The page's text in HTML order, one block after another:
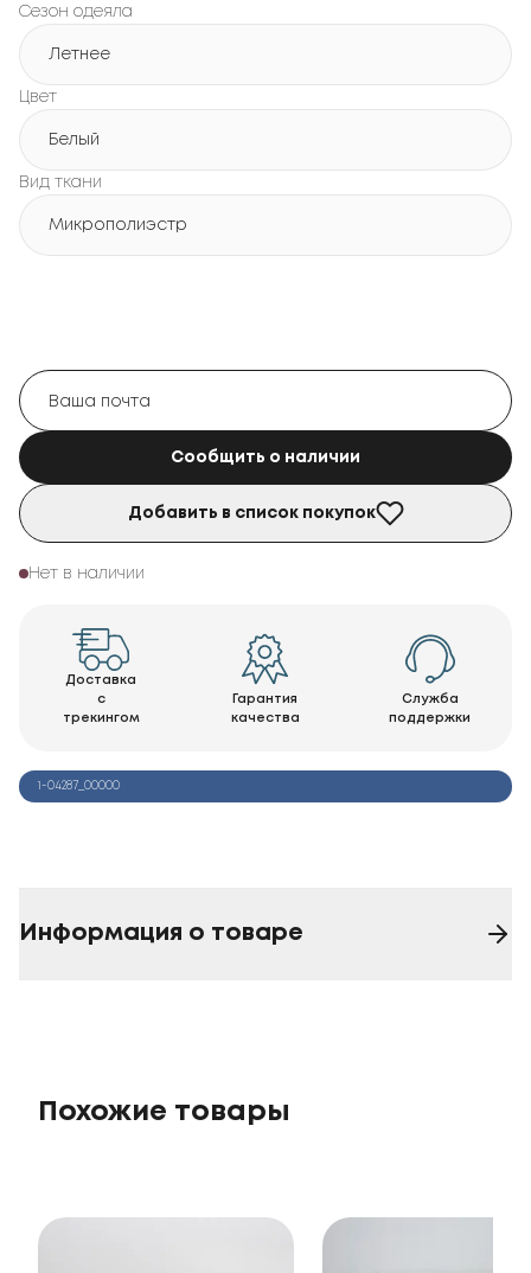
Сезон одеяла
Летнее
Цвет
Белый
Вид ткани
Микрополиэстр
Сообщить о наличии
Добавить в список покупок
Нет в наличии
Доставка
с
трекингом
Гарантия
качества
Служба
поддержки
1-04287_00000
Информация о товаре
Похожие товары